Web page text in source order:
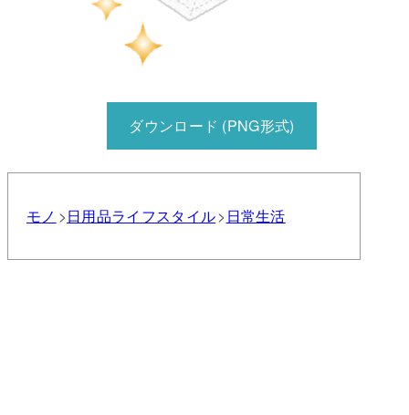
ダウンロード (PNG形式)
モノ 日用品ライフスタイル 日常生活